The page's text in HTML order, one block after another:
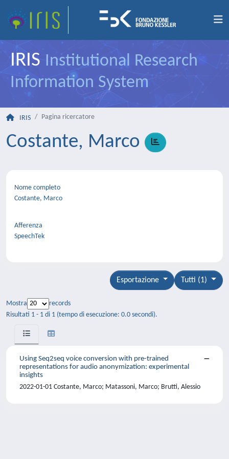
IRIS Institutional Research
Information System
IRIS Pagina ricercatore
Costante, Marco
Nome completo
Costante, Marco
Afferenza
SpeechTek
Tutti (1)
Esportazione
Mostra
records
Risultati 1 - 1 di 1 (tempo di esecuzione: 0.0 secondi).
Using Seq2seq voice conversion with pre-trained
representations for audio anonymization: experimental
insights
2022-01-01 Costante, Marco; Matassoni, Marco; Brutti, Alessio